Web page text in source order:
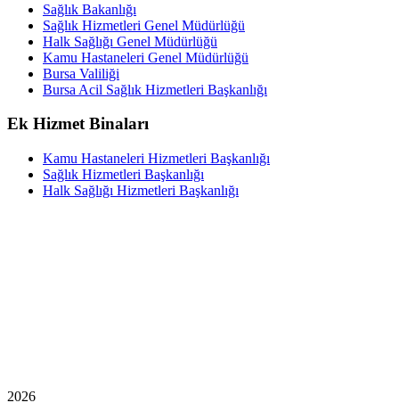
Sağlık Bakanlığı
Sağlık Hizmetleri Genel Müdürlüğü
Halk Sağlığı Genel Müdürlüğü
Kamu Hastaneleri Genel Müdürlüğü
Bursa Valiliği
Bursa Acil Sağlık Hizmetleri Başkanlığı
Ek Hizmet Binaları
Kamu Hastaneleri Hizmetleri Başkanlığı
Sağlık Hizmetleri Başkanlığı
Halk Sağlığı Hizmetleri Başkanlığı
2026